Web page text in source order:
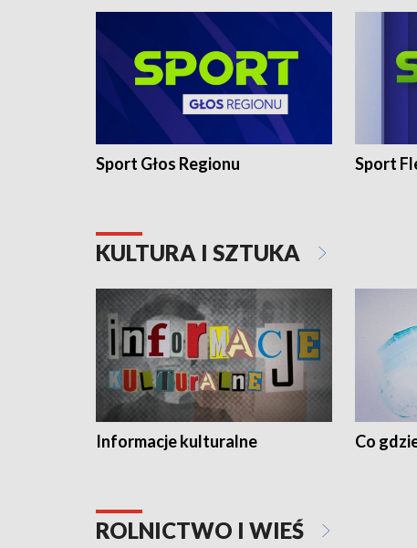
Sport Głos Regionu Sport
KULTURA I SZTUKA
Informacje kulturalne Co
ROLNICTWO I WIEŚ